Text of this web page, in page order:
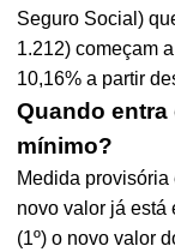
Seguro Social)
1.212) começam
10,16% a partir
Quando
mínimo?
Medida
novo valor já está
(1º) o novo valor